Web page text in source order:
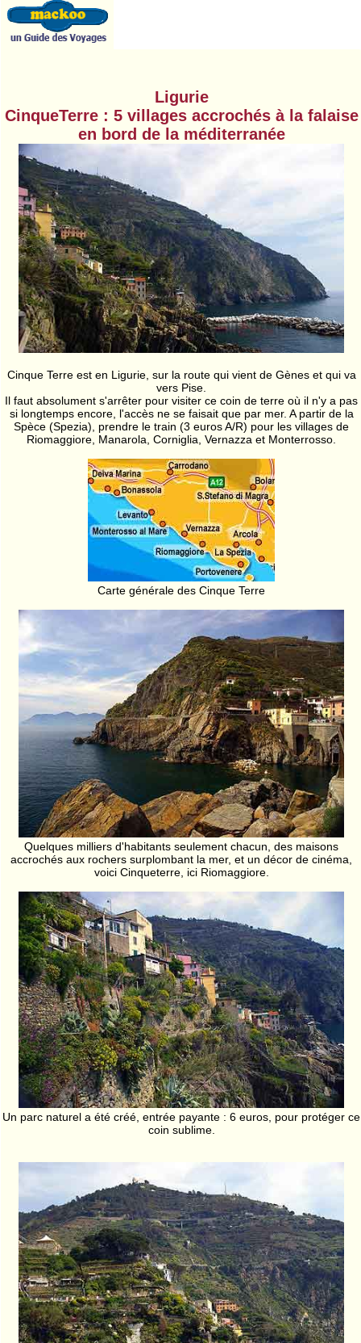
Ligurie
CinqueTerre : 5 villages accrochés à la falaise
en bord de la méditerranée
Cinque Terre est en Ligurie, sur la route qui vient de Gènes et qui va
vers Pise.
Il faut absolument s'arrêter pour visiter ce coin de terre où il n'y a pas
si longtemps encore, l'accès ne se faisait que par mer. A partir de la
Spèce (Spezia), prendre le train (3 euros A/R) pour les villages de
Riomaggiore, Manarola, Corniglia, Vernazza et Monterrosso.
Carte générale des Cinque Terre
Quelques milliers d'habitants seulement chacun, des maisons
accrochés aux rochers surplombant la mer, et un décor de cinéma,
voici Cinqueterre, ici Riomaggiore.
Un parc naturel a été créé, entrée payante : 6 euros, pour protéger ce
coin sublime.